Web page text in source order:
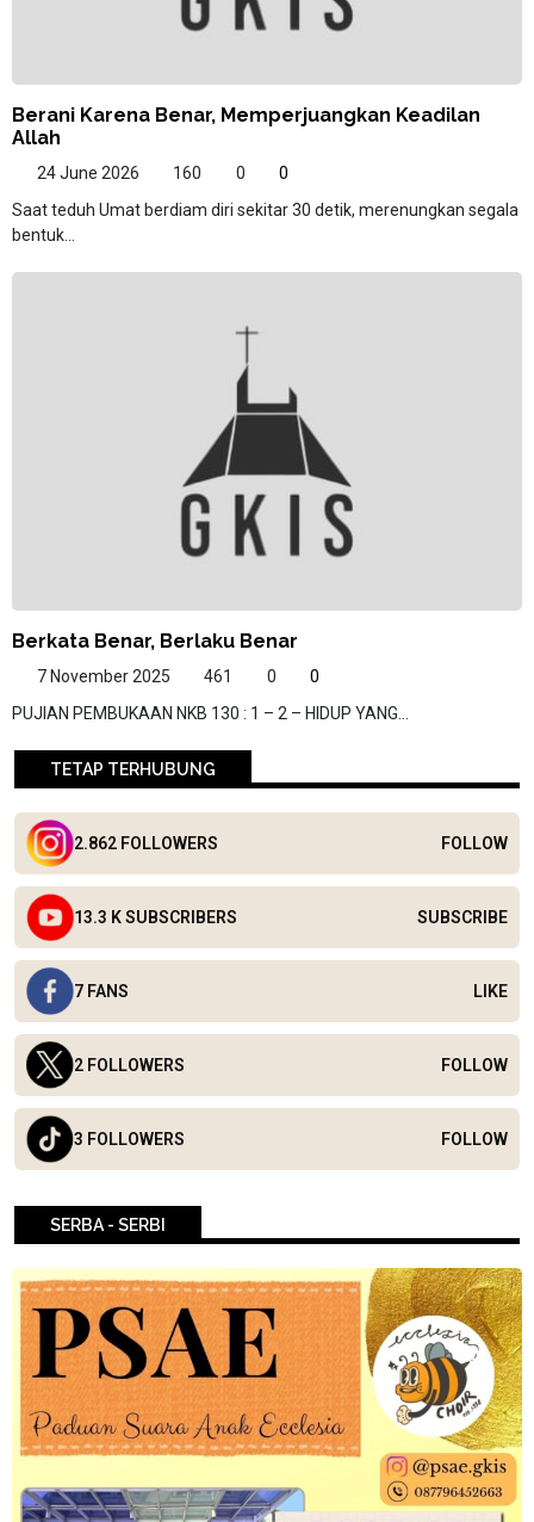
Berani Karena Benar, Memperjuangkan Keadilan
Allah
24 June 2026 160 0
0
Saat teduh Umat berdiam diri sekitar 30 detik, merenungkan segala
bentuk...
Berkata Benar, Berlaku Benar
7 November 2025 461 0
0
PUJIAN PEMBUKAAN NKB 130 : 1 – 2 – HIDUP YANG...
TETAP TERHUBUNG
2.862 FOLLOWERS FOLLOW
13.3 K SUBSCRIBERS SUBSCRIBE
7 FANS LIKE
2 FOLLOWERS FOLLOW
3 FOLLOWERS FOLLOW
SERBA - SERBI